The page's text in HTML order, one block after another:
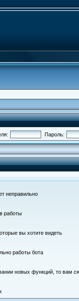
Пароль:
неправильно
работы
вы хотите видеть
работы бота
новых функций, то вам